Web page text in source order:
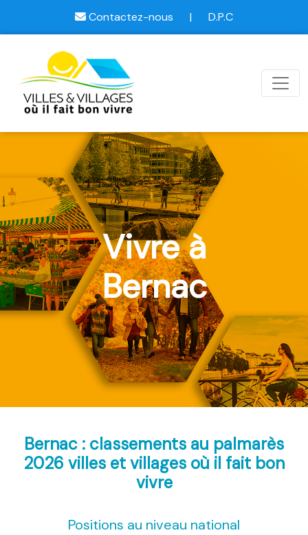
Contactez-nous | D.P.C
Vivre à
Bernac
Bernac : classements au palmarès
2026 villes et villages où il fait bon
vivre
Positions au niveau national